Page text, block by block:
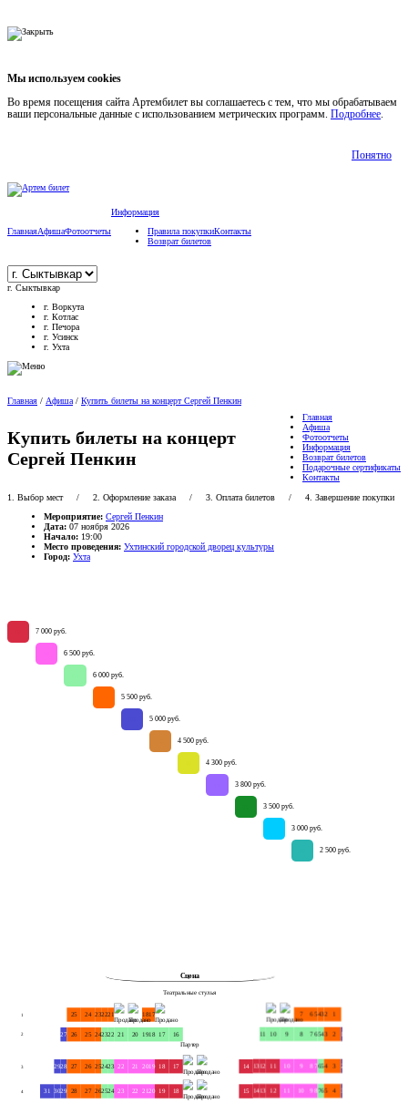
Мы используем cookies
Во время посещения сайта Артембилет вы соглашаетесь с тем, что мы обрабатываем
ваши персональные данные с использованием метрических программ. Подробнее.
Понятно
ГлавнаяАфишаФотоотчеты
Информация
Правила покупки
Возврат билетов
Контакты
г. Сыктывкар
г. Воркута
г. Котлас
г. Печора
г. Усинск
г. Ухта
Главная
Афиша
Фотоотчеты
Информация
Возврат билетов
Подарочные сертификаты
Контакты
Главная / Афиша / Купить билеты на концерт Сергей Пенкин
Купить билеты на концерт
Сергей Пенкин
1. Выбор мест/ 2. Оформление заказа / 3. Оплата билетов / 4. Завершение покупки
Мероприятие: Сергей Пенкин
Дата: 07 ноября 2026
Начало: 19:00
Место проведения: Ухтинский городской дворец культуры
Город: Ухта
7 000 руб.
6 500 руб.
6 000 руб.
5 500 руб.
5 000 руб.
4 500 руб.
4 300 руб.
3 800 руб.
3 500 руб.
3 000 руб.
2 500 руб.
Сцена
Театральные стулья
1 25 24 232221 1817 7 6 5432 1
2 27 26 25 242322 21 20 1918 17 16 11 10 9 8 7 6543 2 1
Партер
3 2928 27 26 252423 22 21 2019 18 17 14 1312 11 10 9 8 7654 3 2
4 31 3029 28 27 262524 23 22 2120 19 18 15 1413 12 11 10 9 8765 4